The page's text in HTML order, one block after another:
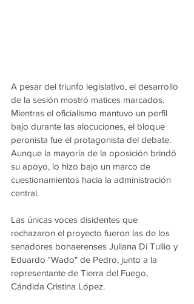
A pesar del triunfo legislativo, el desarrollo
de la sesión mostró matices marcados.
Mientras el oficialismo mantuvo un perfil
bajo durante las alocuciones, el bloque
peronista fue el protagonista del debate.
Aunque la mayoría de la oposición brindó
su apoyo, lo hizo bajo un marco de
cuestionamientos hacia la administración
central.
Las únicas voces disidentes que
rechazaron el proyecto fueron las de los
senadores bonaerenses Juliana Di Tullio y
Eduardo "Wado" de Pedro, junto a la
representante de Tierra del Fuego,
Cándida Cristina López.